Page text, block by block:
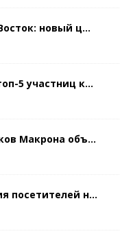
новый ц...
5 участниц к...
Макрона объ...
посетителей н...